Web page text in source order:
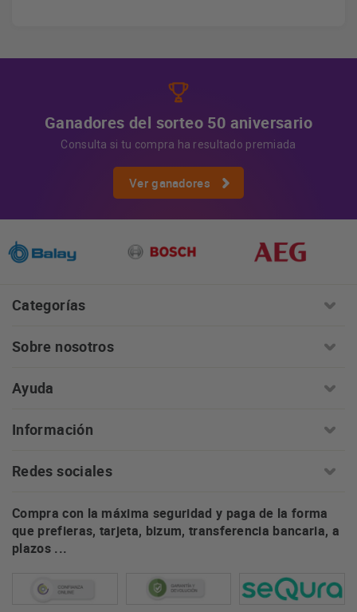
Ganadores del sorteo 50 aniversario
Consulta si tu compra ha resultado premiada
Ver ganadores
Categorías
Sobre nosotros
Ayuda
Información
Redes sociales
Compra con la máxima seguridad y paga de la forma
que prefieras, tarjeta, bizum, transferencia bancaria, a
plazos ...